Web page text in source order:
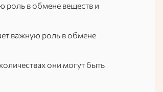
роль в обмене веществ и
важную роль в обмене
они могут быть